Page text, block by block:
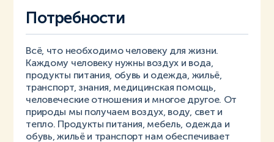
Потребности
Всё, что необходимо человеку для жизни.
Каждому человеку нужны воздух и вода,
продукты питания, обувь и одежда, жильё,
транспорт, знания, медицинская помощь,
человеческие отношения и многое другое. От
природы мы получаем воздух, воду, свет и
тепло. Продукты питания, мебель, одежда и
обувь, жильё и транспорт нам обеспечивает